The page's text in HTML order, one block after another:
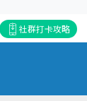
社群打卡攻略